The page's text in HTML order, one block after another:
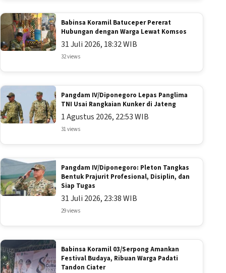
Babinsa Koramil Batuceper Pererat
Hubungan dengan Warga Lewat Komsos
31 Juli 2026, 18:32 WIB
32 views
Pangdam IV/Diponegoro Lepas Panglima
TNI Usai Rangkaian Kunker di Jateng
1 Agustus 2026, 22:53 WIB
31 views
Pangdam IV/Diponegoro: Pleton Tangkas
Bentuk Prajurit Profesional, Disiplin, dan
Siap Tugas
31 Juli 2026, 23:38 WIB
29 views
Babinsa Koramil 03/Serpong Amankan
Festival Budaya, Ribuan Warga Padati
Tandon Ciater